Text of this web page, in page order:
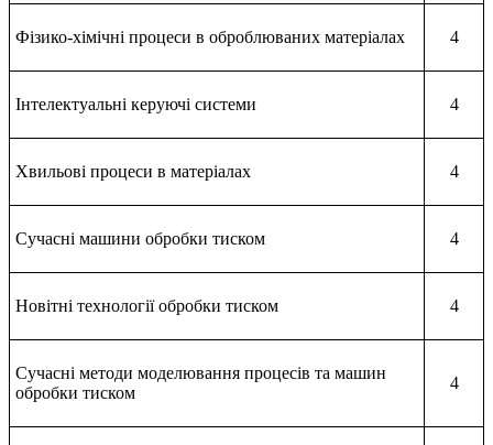
Фізико-хімічні процеси в оброблюваних матеріалах 4
Інтелектуальні керуючі системи 4
Хвильові процеси в матеріалах 4
Сучасні машини обробки тиском 4
Новітні технології обробки тиском 4
Сучасні методи моделювання процесів та машин
обробки тиском
4